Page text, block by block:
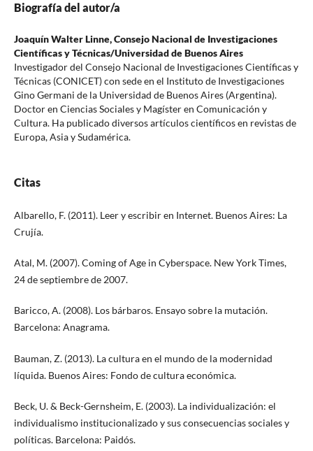
Biografía del autor/a
Joaquín Walter Linne,Consejo Nacional de Investigaciones
Científicas y Técnicas/Universidad de Buenos Aires
Investigador del Consejo Nacional de Investigaciones Científicas y
Técnicas (CONICET) con sede en el Instituto de Investigaciones
Gino Germani de la Universidad de Buenos Aires (Argentina).
Doctor en Ciencias Sociales y Magíster en Comunicación y
Cultura. Ha publicado diversos artículos científicos en revistas de
Europa, Asia y Sudamérica.
Citas
Albarello, F. (2011). Leer y escribir en Internet. Buenos Aires: La
Crujía.
Atal, M. (2007). Coming of Age in Cyberspace. New York Times,
24 de septiembre de 2007.
Baricco, A. (2008). Los bárbaros. Ensayo sobre la mutación.
Barcelona: Anagrama.
Bauman, Z. (2013). La cultura en el mundo de la modernidad
líquida. Buenos Aires: Fondo de cultura económica.
Beck, U. & Beck-Gernsheim, E. (2003). La individualización: el
individualismo institucionalizado y sus consecuencias sociales y
políticas. Barcelona: Paidós.